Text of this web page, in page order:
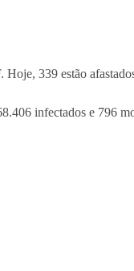
339 estão
infectados e 796